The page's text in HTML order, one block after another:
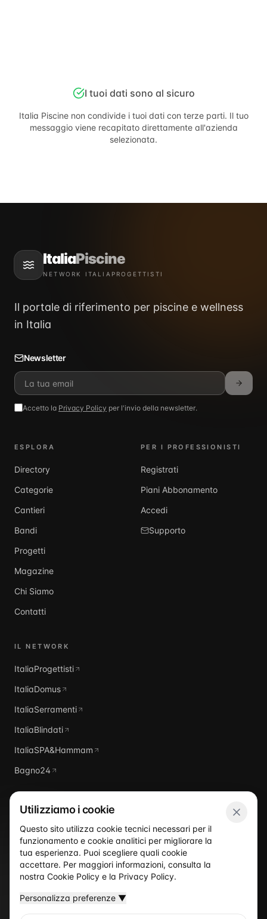
I tuoi dati sono al sicuro
Italia Piscinenon condivide i tuoi dati con terze parti. Il tuo
messaggio viene recapitato direttamente all'azienda
selezionata.
ItaliaPiscine
NETWORK ITALIAPROGETTISTI
Il portale di riferimento per piscine e wellness
in Italia
Newsletter
Accetto la Privacy Policy per l'invio della newsletter.
ESPLORA
Directory
Categorie
Cantieri
Bandi
Progetti
Magazine
Chi Siamo
Contatti
PER I PROFESSIONISTI
Registrati
Piani Abbonamento
Accedi
Supporto
IL NETWORK
ItaliaProgettisti
ItaliaDomus
ItaliaSerramenti
ItaliaBlindati
ItaliaSPA&Hammam
Bagno24
ItaliaPiscine
Utilizziamo i cookie
Questo sito utilizza cookie tecnici necessari per il
funzionamento e cookie analitici per migliorare la
tua esperienza. Puoi scegliere quali cookie
accettare. Per maggiori informazioni, consulta la
nostra Cookie Policy e la Privacy Policy.
Personalizza preferenze ▼